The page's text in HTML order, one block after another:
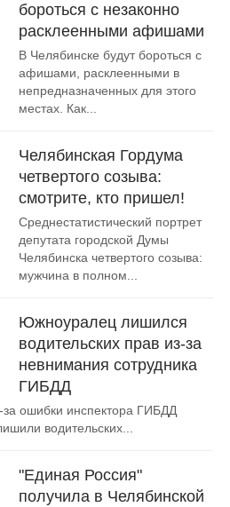
бороться с незаконно
расклеенными афишами
В Челябинске будут бороться с
афишами, расклеенными в
непредназначенных для этого
местах. Как...
Челябинская Гордума
четвертого созыва:
смотрите, кто пришел!
Среднестатистический портрет
депутата городской Думы
Челябинска четвертого созыва:
мужчина в полном...
Южноуралец лишился
водительских прав из-за
невнимания сотрудника
ГИБДД
за ошибки инспектора ГИБДД
водительских...
"Единая Россия"
получила в Челябинской